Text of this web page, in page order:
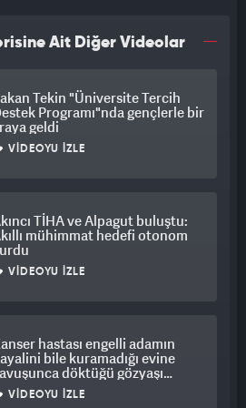
önce getirdiler localara baskı
Alex'i neden 8 senede görev
kırgınlığım yok. Görev
varsa, bizim futbol aklının başındaki
iki üç arkadaş olacak.
Nihat Özbağ 2024’te mevcut olan
üstüne bir kat daha getirip çatıyı
boşluk meydana geliyor. Oraya da
Ait Diğer Videolar
Tekin "Üniversite Tercih
Programı"nda gençlerle bir
geldi
VIDEOYU İZLE
TİHA ve Alpagut buluştu:
mühimmat hedefi otonom
VIDEOYU İZLE
hastası engelli adamın
bile kuramadığı evine
döktüğü gözyaşı
VIDEOYU İZLE